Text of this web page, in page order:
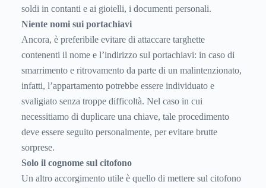
soldi in contanti e ai gioielli, i documenti personali.
Niente nomi sui portachiavi
Ancora, è preferibile evitare di attaccare targhette
contenenti il nome e l’indirizzo sul portachiavi: in caso di
smarrimento e ritrovamento da parte di un malintenzionato,
infatti, l’appartamento potrebbe essere individuato e
svaligiato senza troppe difficoltà. Nel caso in cui
necessitiamo di duplicare una chiave, tale procedimento
deve essere seguito personalmente, per evitare brutte
sorprese.
Solo il cognome sul citofono
Un altro accorgimento utile è quello di mettere sul citofono